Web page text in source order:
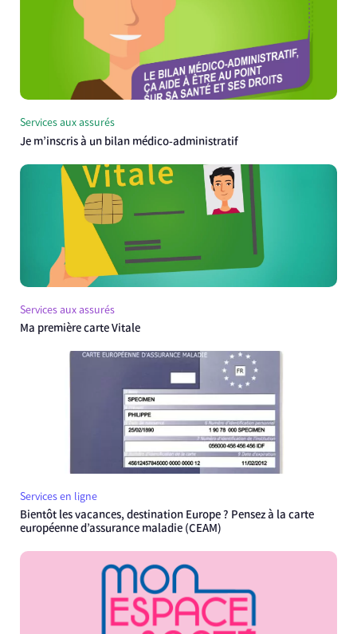
Services aux assurés
Je m’inscris à un bilan médico-administratif
Services aux assurés
Ma première carte Vitale
Services en ligne
Bientôt les vacances, destination Europe ? Pensez à la carte
européenne d’assurance maladie (CEAM)